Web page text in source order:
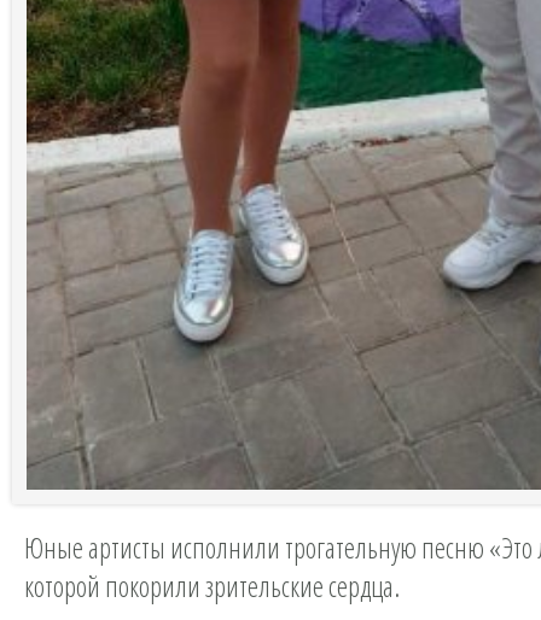
Юные артисты исполнили трогательную песню
которой покорили зрительские сердца.